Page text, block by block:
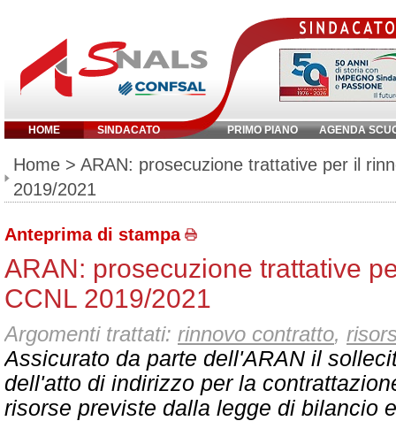
HOME SINDACATO PRIMO PIANO AGENDA
Inserisci parola chiave:
Home > ARAN: prosecuzione trattative per il
2019/2021
Anteprima di stampa
ARAN: prosecuzione trattative
CCNL 2019/2021
Argomenti trattati: rinnovo contratto,
Assicurato da parte dell'ARAN il
dell'atto di indirizzo per la
risorse previste dalla legge di bilancio